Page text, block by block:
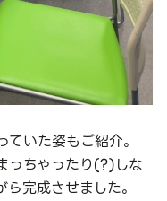
いた姿もご紹介。
っちゃったり(?)しな
完成させました。